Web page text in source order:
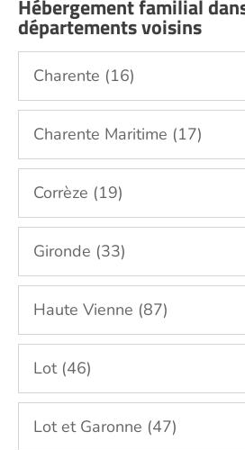
Hébergement familial
départements voisins
Charente (16)
Charente Maritime (17)
Corrèze (19)
Gironde (33)
Haute Vienne (87)
Lot (46)
Lot et Garonne (47)